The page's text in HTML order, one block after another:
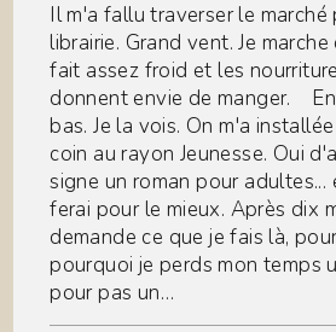
Il m'a fallu traverser le
librairie. Grand vent. Je
fait assez froid et les
donnent envie de manger.
bas. Je la vois. On m'a
coin au rayon Jeunesse. Oui
signe un roman pour adultes...
ferai pour le mieux. Après dix
demande ce que je fais là,
pourquoi je perds mon temps
pour pas un…